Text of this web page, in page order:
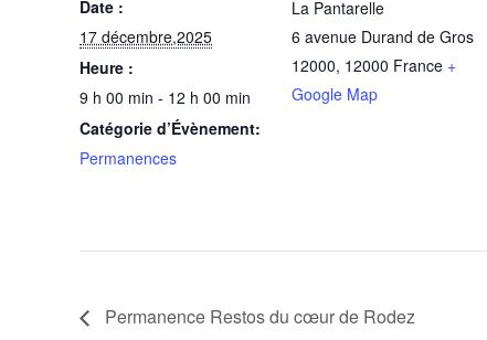
Date :
17 décembre,2025
Heure :
9 h 00 min - 12 h 00 min
Catégorie d’Évènement:
Permanences
La Pantarelle
6 avenue Durand de Gros
12000, 12000 France +
Google Map
Permanence Restos du cœur de Rodez